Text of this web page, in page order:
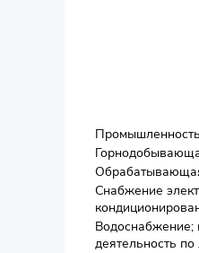
Промышленность
Снабжение
Водоснабжение;
деятельность